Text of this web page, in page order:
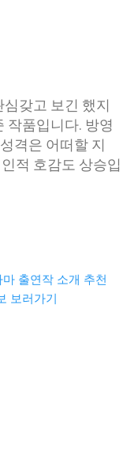
갖고 보긴 했지
작품입니다. 방영
격은 어떠할 지
적 호감도 상승입
출연작 소개 추천
보러가기